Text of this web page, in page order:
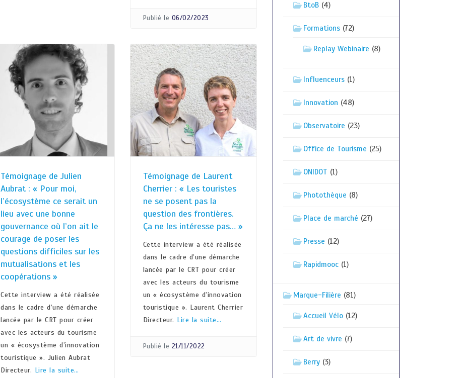
Publié le 06/02/2023
Témoignage de Julien
Aubrat : « Pour moi,
l’écosystème ce serait un
lieu avec une bonne
gouvernance où l’on ait le
courage de poser les
questions difficiles sur les
mutualisations et les
coopérations »
Cette interview a été réalisée
dans le cadre d’une démarche
lancée par le CRT pour créer
avec les acteurs du tourisme
un « écosystème d’innovation
touristique ». Julien Aubrat
Directeur. Lire la suite…
Témoignage de Laurent
Cherrier : « Les touristes
ne se posent pas la
question des frontières.
Ça ne les intéresse pas… »
Cette interview a été réalisée
dans le cadre d’une démarche
lancée par le CRT pour créer
avec les acteurs du tourisme
un « écosystème d’innovation
touristique ». Laurent Cherrier
Directeur. Lire la suite…
Publié le 21/11/2022
BtoB(4)
Formations(72)
Replay Webinaire (8)
Influenceurs(1)
Innovation (48)
Observatoire (23)
Office de Tourisme (25)
ONIDOT (1)
Photothèque (8)
Place de marché (27)
Presse (12)
Rapidmooc(1)
Marque-Filière (81)
Accueil Vélo(12)
Art de vivre (7)
Berry(3)